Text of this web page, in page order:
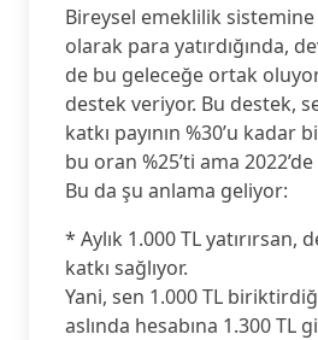
Bireysel emeklilik sistemine
olarak para yatırdığında,
de bu geleceğe ortak
destek veriyor. Bu destek,
katkı payının %30’u kadar
bu oran %25’ti ama
Bu da şu anlama geliyor:
* Aylık 1.000 TL yatırırsan,
katkı sağlıyor.
Yani, sen 1.000 TL
aslında hesabına 1.300 TL